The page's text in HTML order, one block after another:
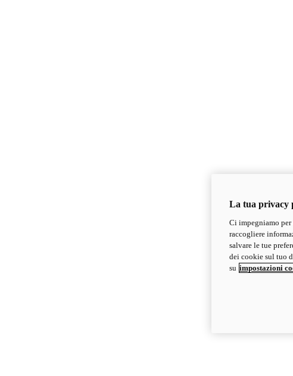
La tua privacy
Ci impegniamo
raccogliere
salvare le tue
dei cookie sul tuo
su impostazioni